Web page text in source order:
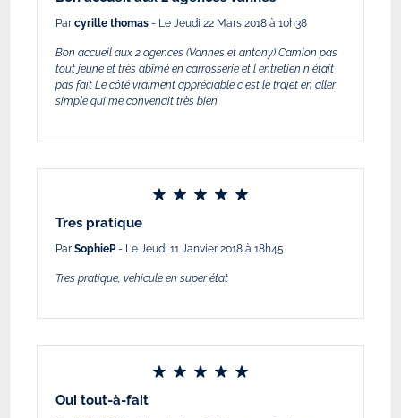
Par cyrille thomas - Le Jeudi 22 Mars 2018 à 10h38
Bon accueil aux 2 agences (Vannes et antony) Camion pas
tout jeune et très abîmé en carrosserie et l entretien n était
pas fait Le côté vraiment appréciable c est le trajet en aller
simple qui me convenait très bien
Tres pratique
Par SophieP- Le Jeudi 11 Janvier 2018 à 18h45
Tres pratique, vehicule en super état
Oui tout-à-fait